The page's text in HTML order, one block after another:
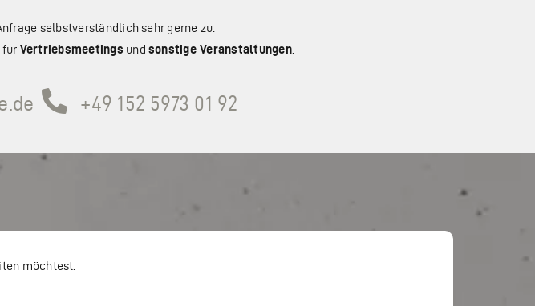
selbstverständlich sehr gerne zu.
für Vertriebsmeetings und sonstige Veranstaltungen.
+49 152 5973 01 92
möchtest.